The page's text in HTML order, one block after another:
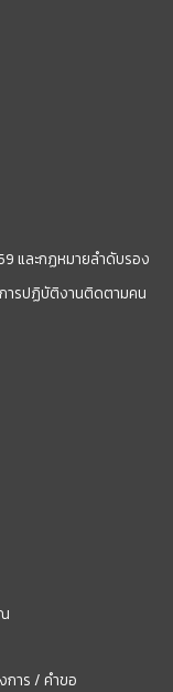
และกฏหมายลำดับรอง
ารปฏิบัติงานติดตามคน
การ / คำขอ